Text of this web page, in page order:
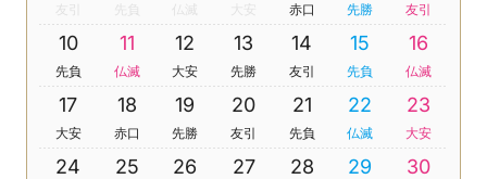
友引 先負 仏滅 大安 赤口 先勝 友引
10
先負
11
仏滅
12
大安
13
先勝
14
友引
15
先負
16
仏滅
17
大安
18
赤口
19
先勝
20
友引
21
先負
22
仏滅
23
大安
24 25 26 27 28 29 30